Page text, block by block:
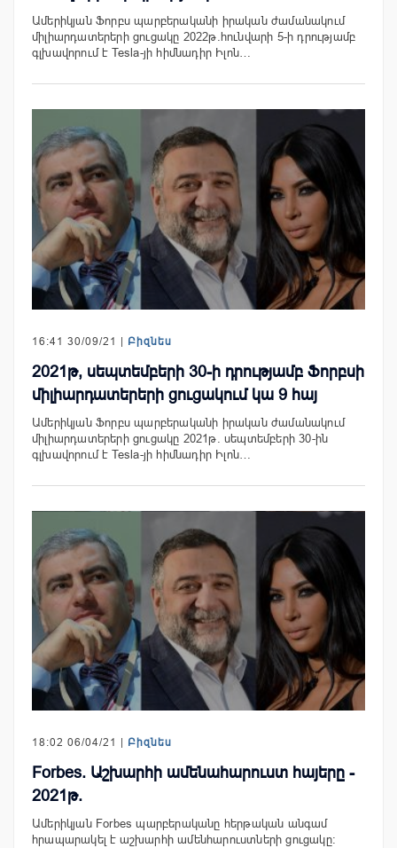
Ամերիկյան Ֆորբս պարբերականի իրական ժամանակում
միլիարդատերերի ցուցակը 2022թ.հունվարի 5-ի դրությամբ
գլխավորում է Tesla-յի հիմնադիր Իլոն…
16:41 30/09/21 | Բիզնես
2021թ, սեպտեմբերի 30-ի դրությամբ Ֆորբսի
միլիարդատերերի ցուցակում կա 9 հայ
Ամերիկյան Ֆորբս պարբերականի իրական ժամանակում
միլիարդատերերի ցուցակը 2021թ. սեպտեմբերի 30-ին
գլխավորում է Tesla-յի հիմնադիր Իլոն…
18:02 06/04/21 | Բիզնես
Forbes. Աշխարհի ամենահարուստ հայերը -
2021թ.
Ամերիկյան Forbes պարբերականը հերթական անգամ
հրապարակել է աշխարհի ամենհարուստների ցուցակը: